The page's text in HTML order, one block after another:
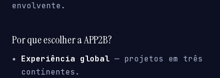
envolvente.
Por que escolher a APP2B?
Experiência global — projetos em três
continentes.